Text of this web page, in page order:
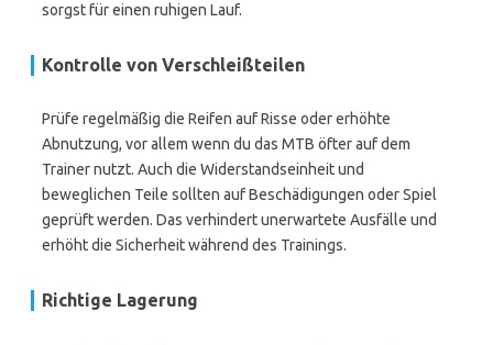
sorgst für einen ruhigen Lauf.
Kontrolle von Verschleißteilen
Prüfe regelmäßig die Reifen auf Risse oder erhöhte
Abnutzung, vor allem wenn du das MTB öfter auf dem
Trainer nutzt. Auch die Widerstandseinheit und
beweglichen Teile sollten auf Beschädigungen oder Spiel
geprüft werden. Das verhindert unerwartete Ausfälle und
erhöht die Sicherheit während des Trainings.
Richtige Lagerung